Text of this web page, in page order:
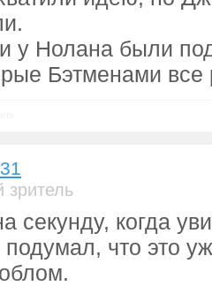
у Нолана были
Бэтменами
зритель
секунду, когда
что это